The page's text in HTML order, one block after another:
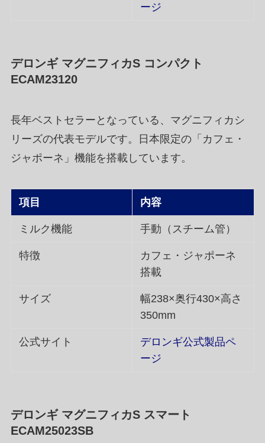
ージ
デロンギ マグニフィカS コンパクト
ECAM23120
長年ベストセラーとなっている、マグニフィカシ
リーズの代表モデルです。日本限定の「カフェ・
ジャポーネ」機能を搭載しています。
項目 内容
ミルク機能 手動（スチーム管）
特徴
カフェ・ジャポーネ
搭載
サイズ
幅238×奥行430×高さ
350mm
公式サイト
デロンギ公式製品ペ
ージ
デロンギ マグニフィカS スマート
ECAM25023SB